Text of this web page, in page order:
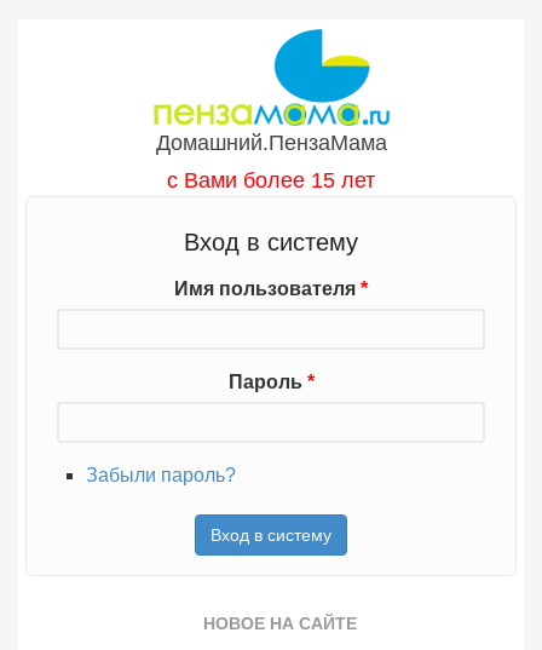
Домашний.ПензаМама
с Вами более 15 лет
Вход в систему
Имя пользователя *
Пароль *
Забыли пароль?
НОВОЕ НА САЙТЕ